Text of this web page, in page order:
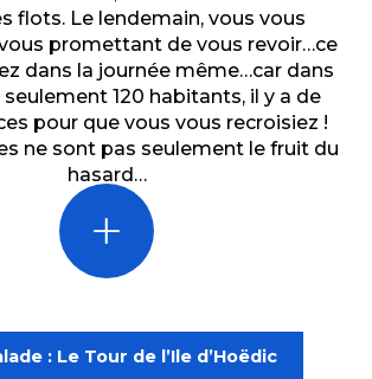
flots. Le lendemain, vous vous
promettant de vous revoir…ce
dans la journée même…car dans
120 habitants, il y a de
pour que vous vous recroisiez !
ne sont pas seulement le fruit du
hasard…
: Le Tour de l’Ile d’Hoëdic